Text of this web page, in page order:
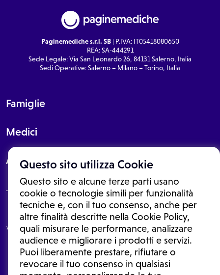
Questo sito utilizza Cookie
Questo sito e alcune terze parti usano
cookie o tecnologie simili per funzionalità
tecniche e, con il tuo consenso, anche per
altre finalità descritte nella Cookie Policy,
quali misurare le performance, analizzare
audience e migliorare i prodotti e servizi.
Puoi liberamente prestare, rifiutare o
revocare il tuo consenso in qualsiasi
Paginemediche s.r.l. SB| P.IVA: IT05418080650
REA: SA-444291
Sede Legale: Via San Leonardo 26, 84131 Salerno, Italia
Sedi Operative: Salerno – Milano – Torino, Italia
Famiglie
Medici
About
Le informazioni proposte in questo sito non sono un consulto medico.
In nessun caso, queste informazioni sostituiscono un consulto, una
visita o una diagnosi formulata dal medico. Non si devono considerare
le informazioni disponibili come suggerimenti per la formulazione di
una diagnosi, la determinazione di un trattamento o l'assunzione o
sospensione di un farmaco senza prima consultare un medico di
medicina generale o uno specialista.